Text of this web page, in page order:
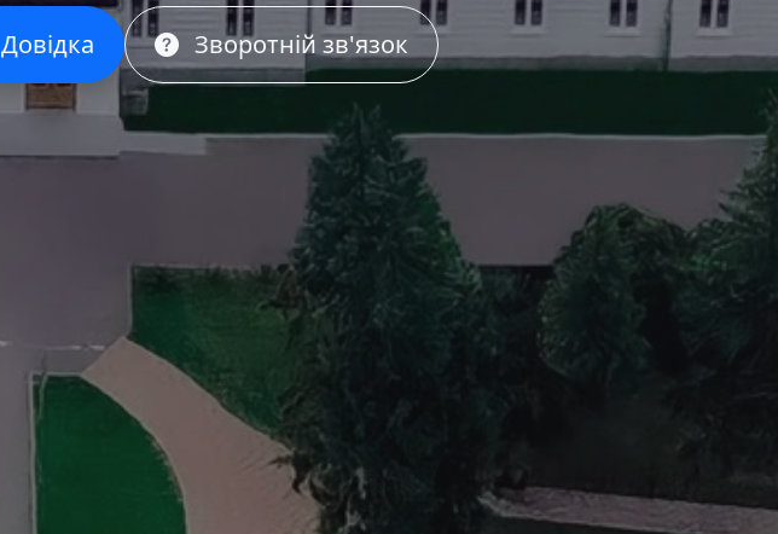
Довідка Зворотній зв'язок